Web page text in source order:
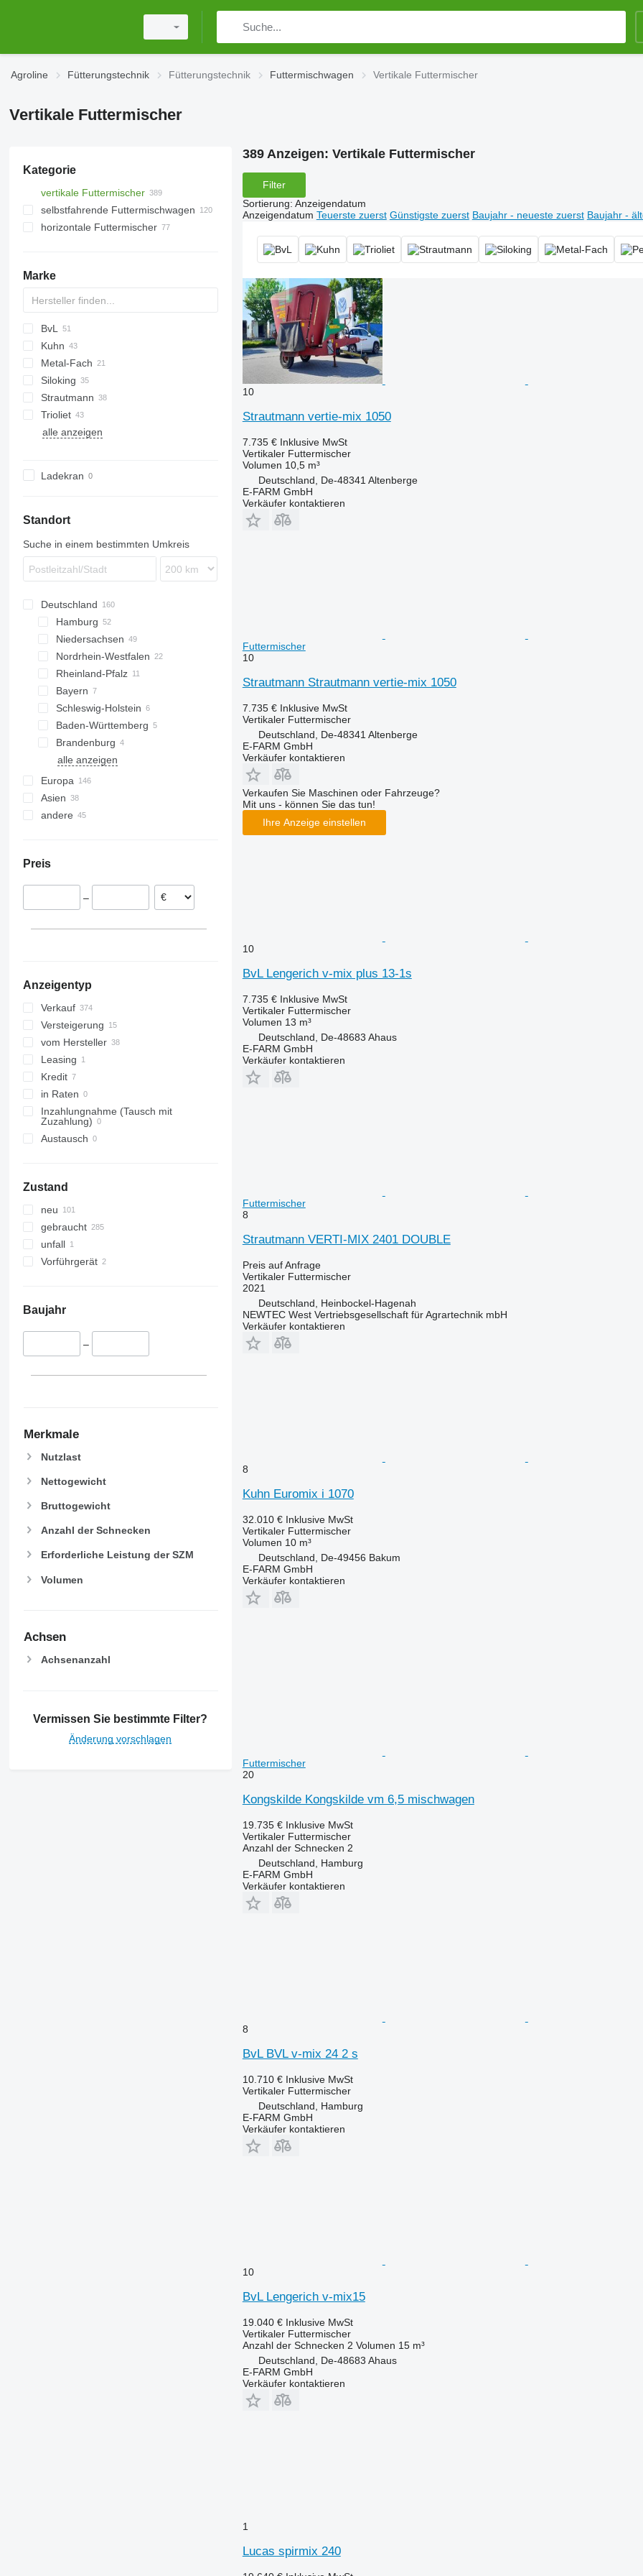
Agroline Fütterungstechnik Fütterungstechnik Futtermischwagen Vertikale Futtermischer
Vertikale Futtermischer
Kategorie
vertikale Futtermischer
selbstfahrende Futtermischwagen
horizontale Futtermischer
Marke
BvL
V-MIX
SB
VM
Kuhn
Euromix
Profile
Metal-Fach
VMP
Koala
Siloking
TrailedLine
Dunker
Strautmann
Verti-Mix
VM
MV
Trioliet
Gigant
alle anzeigen
Ladekran
Standort
Suche in einem bestimmten Umkreis
Deutschland
Hamburg
Hamburg
Niedersachsen
Hannover
Sittensen
Hildesheim
Meppen
Wildeshausen
Oldenburg
Osnabrück
Emsbüren
alle anzeigen
Nordrhein-Westfalen
Düsseldorf
Münster
Altenberge
Isselburg
Köln
Olfen
Rheinland-Pfalz
Trier
Koblenz
Bayern
München
Ansbach
Landshut
Biessenhofen
Bayreuth
Schleswig-Holstein
Kiel
Eutin
Baden-Württemberg
Stuttgart
Freiburg im Breisgau
Heilbronn
Brandenburg
Potsdam
Oranienburg
Seelow
Leipzig
Nartum
Chemnitz
Gross-Umstadt
Darmstadt
Calbe
Woldegk
alle anzeigen
Europa
Polen
Niederlande
Rumänien
Belgien
Asien
Türkei
andere
Preis
–
Anzeigentyp
Verkauf
Versteigerung
vom Hersteller
Leasing
Kredit
in Raten
Inzahlungnahme (Tausch mit
Zuzahlung)
Austausch
Zustand
neu
gebraucht
unfall
Vorführgerät
Baujahr
–
Merkmale
Nutzlast
Nettogewicht
Bruttogewicht
Anzahl der Schnecken
Erforderliche Leistung der SZM
Volumen
Achsen
Achsenanzahl
Vermissen Sie bestimmte Filter?
Änderung vorschlagen
389 Anzeigen: Vertikale Futtermischer
Filter
Sortierung: Anzeigendatum
Anzeigendatum Teuerste zuerst Günstigste zuerst Baujahr - neueste zuerst Baujahr -
10
Strautmann vertie-mix 1050
7.735 € Inklusive MwSt
Vertikaler Futtermischer
Volumen 10,5 m³
Deutschland, De-48341 Altenberge
E-FARM GmbH
Verkäufer kontaktieren
Futtermischer
10
Strautmann Strautmann vertie-mix 1050
7.735 € Inklusive MwSt
Vertikaler Futtermischer
Deutschland, De-48341 Altenberge
E-FARM GmbH
Verkäufer kontaktieren
Verkaufen Sie Maschinen oder Fahrzeuge?
Mit uns - können Sie das tun!
Ihre Anzeige einstellen
10
BvL Lengerich v-mix plus 13-1s
7.735 € Inklusive MwSt
Vertikaler Futtermischer
Volumen 13 m³
Deutschland, De-48683 Ahaus
E-FARM GmbH
Verkäufer kontaktieren
Futtermischer
8
Strautmann VERTI-MIX 2401 DOUBLE
Preis auf Anfrage
Vertikaler Futtermischer
2021
Deutschland, Heinbockel-Hagenah
NEWTEC West Vertriebsgesellschaft für Agrartechnik mbH
Verkäufer kontaktieren
8
Kuhn Euromix i 1070
32.010 € Inklusive MwSt
Vertikaler Futtermischer
Volumen 10 m³
Deutschland, De-49456 Bakum
E-FARM GmbH
Verkäufer kontaktieren
Futtermischer
20
Kongskilde Kongskilde vm 6,5 mischwagen
19.735 € Inklusive MwSt
Vertikaler Futtermischer
Anzahl der Schnecken 2
Deutschland, Hamburg
E-FARM GmbH
Verkäufer kontaktieren
8
BvL BVL v-mix 24 2 s
10.710 € Inklusive MwSt
Vertikaler Futtermischer
Deutschland, Hamburg
E-FARM GmbH
Verkäufer kontaktieren
10
BvL Lengerich v-mix15
19.040 € Inklusive MwSt
Vertikaler Futtermischer
Anzahl der Schnecken 2 Volumen 15 m³
Deutschland, De-48683 Ahaus
E-FARM GmbH
Verkäufer kontaktieren
1
Lucas spirmix 240